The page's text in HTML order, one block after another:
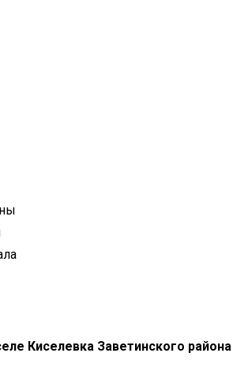
Киселевка Заветинского района